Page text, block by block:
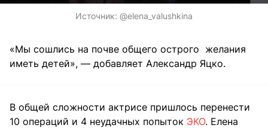
Источник: @elena_valushkina
«Мы сошлись на почве общего острого желания
иметь детей», — добавляет Александр Яцко.
В общей сложности актрисе пришлось перенести
10 операций и 4 неудачных попыток ЭКО. Елена